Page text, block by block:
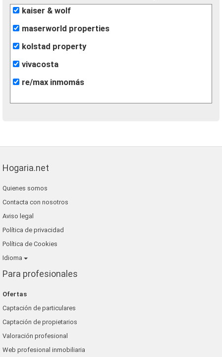
kaiser & wolf
maserworld properties
kolstad property
vivacosta
re/max inmomás
Hogaria.net
Quienes somos
Contacta con nosotros
Aviso legal
Política de privacidad
Política de Cookies
Idioma
Para profesionales
Ofertas
Captación de particulares
Captación de propietarios
Valoración profesional
Web profesional inmobiliaria